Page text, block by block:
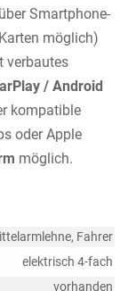
Smartphone-
möglich)
verbautes
/ Android
kompatible
oder Apple
möglich.
Fahrer
elektrisch 4-fach
vorhanden